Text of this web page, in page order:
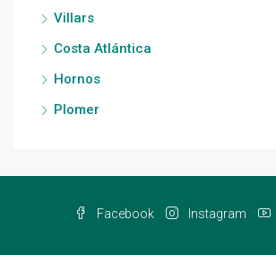
Villars
Costa Atlántica
Hornos
Plomer
Facebook Instagram